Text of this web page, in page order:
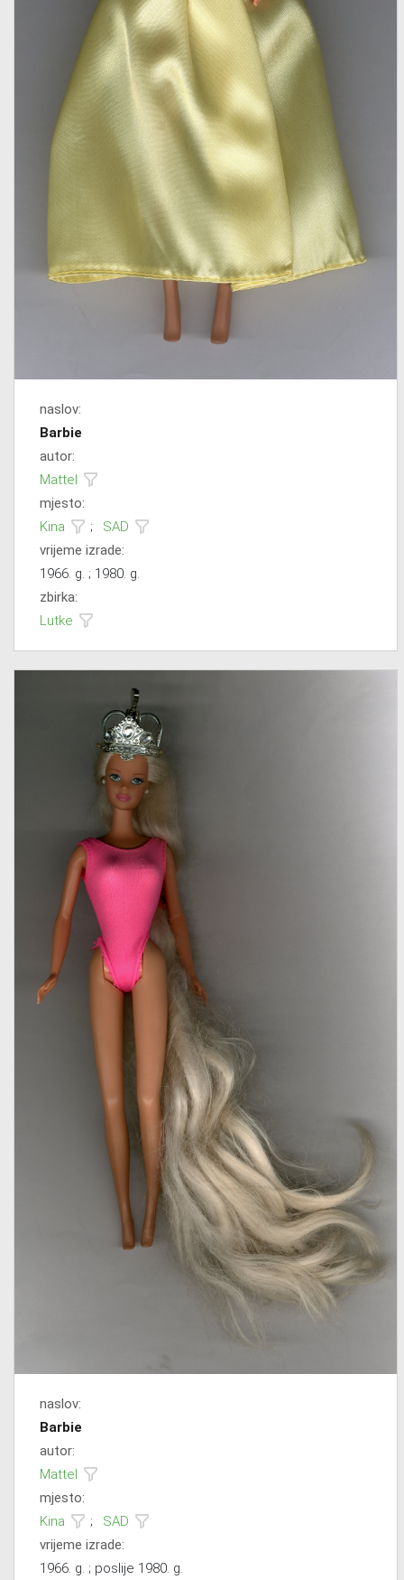
naslov:
Barbie
autor:
Mattel
mjesto:
Kina
;
SAD
vrijeme izrade:
1966. g. ; 1980. g.
zbirka:
Lutke
naslov:
Barbie
autor:
Mattel
mjesto:
Kina
;
SAD
vrijeme izrade:
1966. g. ; poslije 1980. g.